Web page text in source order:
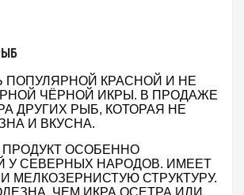
ПОПУЛЯРНОЙ КРАСНОЙ И НЕ
ЧЁРНОЙ ИКРЫ. В ПРОДАЖЕ
ДРУГИХ РЫБ, КОТОРАЯ НЕ
И ВКУСНА.
ПРОДУКТ ОСОБЕННО
У СЕВЕРНЫХ НАРОДОВ. ИМЕЕТ
МЕЛКОЗЕРНИСТУЮ СТРУКТУРУ.
ЧЕМ ИКРА ОСЕТРА ИЛИ